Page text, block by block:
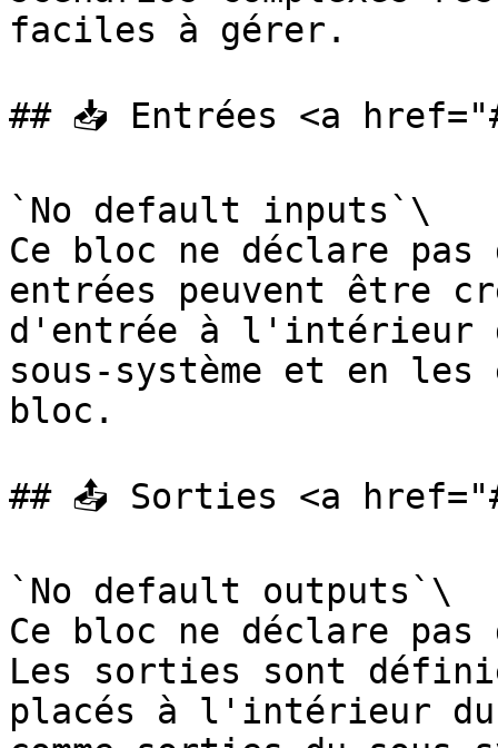
faciles à gérer.
## 📥 Entrées <a
`No default inputs`\
Ce bloc ne déclare pas
entrées peuvent être
d'entrée à l'intérieur
sous‑système et en
bloc.
## 📤 Sorties <a
`No default outputs`\
Ce bloc ne déclare
Les sorties sont
placés à l'intérieur du